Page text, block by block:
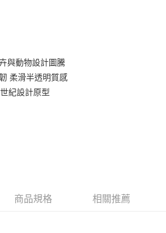
彰化商業銀行
台北富邦商業銀行
兆豐國際商業銀行
與動物設計圖騰
柔滑半透明質感
紀設計原型
商品規格 相關推薦